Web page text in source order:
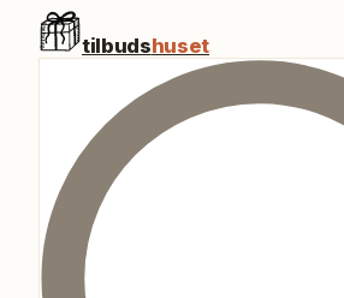
tilbudshuset